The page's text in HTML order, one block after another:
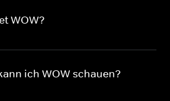
WOW?
ich WOW schauen?